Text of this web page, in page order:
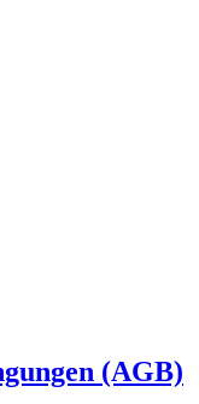
(AGB)